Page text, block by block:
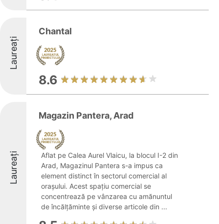
Laureați
Chantal
8.6
Laureați
Magazin Pantera, Arad
Aflat pe Calea Aurel Vlaicu, la blocul I-2 din
Arad, Magazinul Pantera s-a impus ca
element distinct în sectorul comercial al
orașului. Acest spațiu comercial se
concentrează pe vânzarea cu amănuntul
de încălțăminte și diverse articole din ...